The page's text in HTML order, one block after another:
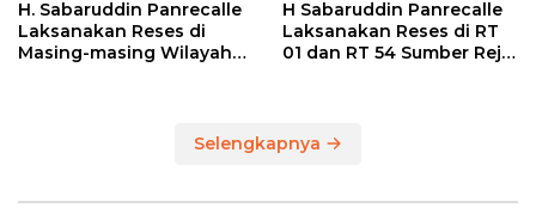
H. Sabaruddin Panrecalle
Laksanakan Reses di
Masing-masing Wilayah
H Sabaruddin Panrecalle
Laksanakan Reses di RT
01 dan RT 54 Sumber Rejo
Selengkapnya